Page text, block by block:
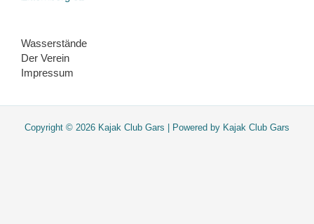
Wasserstände
Der Verein
Impressum
Copyright © 2026 Kajak Club Gars | Powered by Kajak Club Gars